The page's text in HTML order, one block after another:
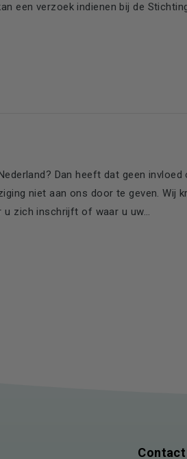
een verzoek indienen bij de
Dan heeft dat geen invloed
niet aan ons door te geven. Wij
zich inschrijft of waar u uw...
Contact